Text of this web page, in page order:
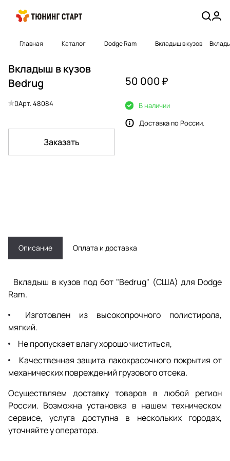
Главная Каталог Dodge Ram Вкладыш в кузов
Вкладыш в кузов
Bedrug
0Арт.48084
Заказать
50 000 ₽
В наличии
Доставка по России.
Описание Оплата и доставка
Вкладыш в кузов под бот "Bedrug" (США) для Dodge
Ram.
Изготовлен из высокопрочного полистирола,
мягкий.
Не пропускает влагу хорошо чиститься,
Качественная защита лакокрасочного покрытия от
механических повреждений грузового отсека.
Осуществляем доставку товаров в любой регион
России. Возможна установка в нашем техническом
сервисе, услуга доступна в нескольких городах,
уточняйте у оператора.